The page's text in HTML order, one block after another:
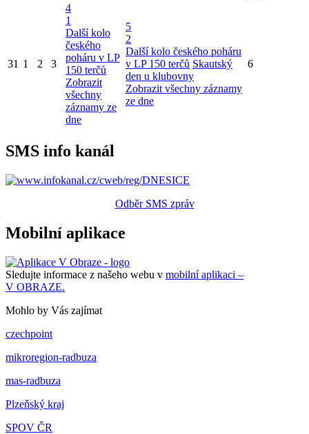
31 1 2 3
4
1
Další kolo
českého
poháru v LP
150 terčů
Zobrazit
všechny
záznamy ze
dne
5
2
Další kolo českého poháru
v LP 150 terčů Skautský
den u klubovny
Zobrazit všechny záznamy
ze dne
6
SMS info kanál
Odběr SMS zpráv
Mobilní aplikace
Sledujte informace z našeho webu v mobilní aplikaci –
V OBRAZE.
Mohlo by Vás zajímat
czechpoint
mikroregion-radbuza
mas-radbuza
Plzeňský kraj
SPOV ČR